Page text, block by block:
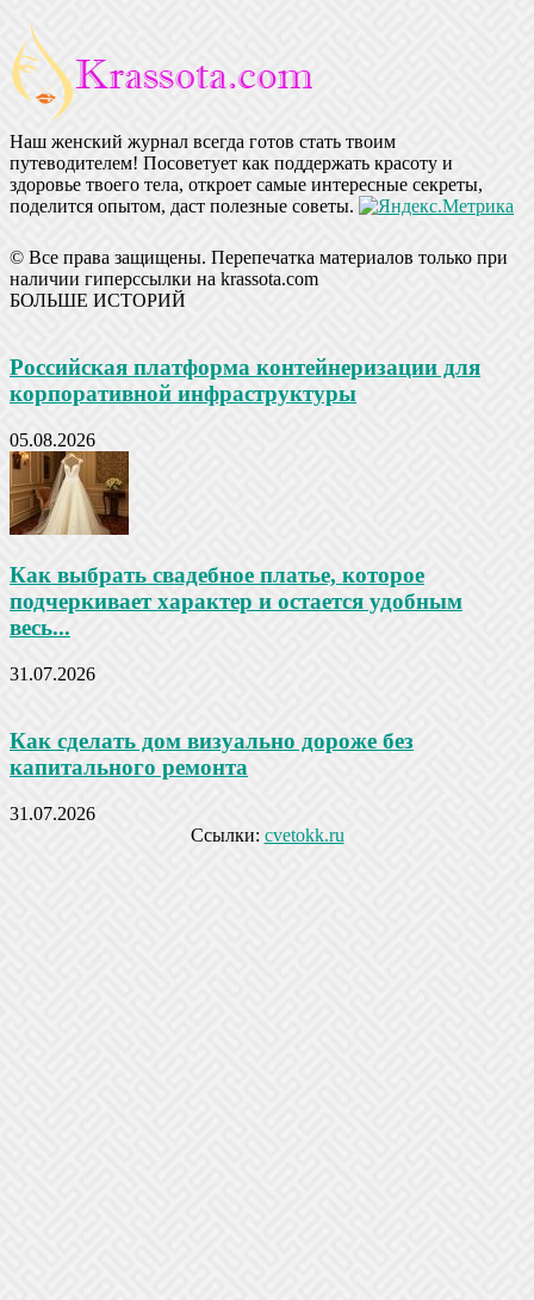
Наш женский журнал всегда готов стать твоим
путеводителем! Посоветует как поддержать красоту и
здоровье твоего тела, откроет самые интересные секреты,
поделится опытом, даст полезные советы.
© Все права защищены. Перепечатка материалов только при
наличии гиперссылки на krassota.com
БОЛЬШЕ ИСТОРИЙ
Российская платформа контейнеризации для
корпоративной инфраструктуры
05.08.2026
Как выбрать свадебное платье, которое
подчеркивает характер и остается удобным
весь...
31.07.2026
Как сделать дом визуально дороже без
капитального ремонта
31.07.2026
Ссылки: cvetokk.ru